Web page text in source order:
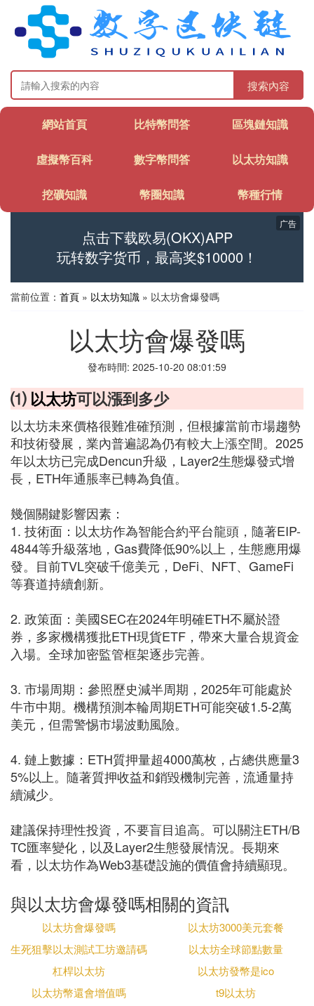
搜索內容
網站首頁 比特幣問答 區塊鏈知識
虛擬幣百科 數字幣問答 以太坊知識
挖礦知識 幣圈知識 幣種行情
点击下载欧易(OKX)APP
玩转数字货币，最高奖$10000！
广告
當前位置： 首頁 » 以太坊知識 » 以太坊會爆發嗎
以太坊會爆發嗎
發布時間: 2025-10-20 08:01:59
⑴以太坊可以漲到多少
以太坊未來價格很難准確預測，但根據當前市場趨勢
和技術發展，業內普遍認為仍有較大上漲空間。2025
年以太坊已完成Dencun升級，Layer2生態爆發式增
長，ETH年通脹率已轉為負值。
幾個關鍵影響因素：
1. 技術面：以太坊作為智能合約平台龍頭，隨著EIP-
4844等升級落地，Gas費降低90%以上，生態應用爆
發。目前TVL突破千億美元，DeFi、NFT、GameFi
等賽道持續創新。
2. 政策面：美國SEC在2024年明確ETH不屬於證
券，多家機構獲批ETH現貨ETF，帶來大量合規資金
入場。全球加密監管框架逐步完善。
3. 市場周期：參照歷史減半周期，2025年可能處於
牛市中期。機構預測本輪周期ETH可能突破1.5-2萬
美元，但需警惕市場波動風險。
4. 鏈上數據：ETH質押量超4000萬枚，占總供應量3
5%以上。隨著質押收益和銷毀機制完善，流通量持
續減少。
建議保持理性投資，不要盲目追高。可以關注ETH/B
TC匯率變化，以及Layer2生態發展情況。長期來
看，以太坊作為Web3基礎設施的價值會持續顯現。
與以太坊會爆發嗎相關的資訊
以太坊會爆發嗎
以太坊3000美元套餐
生死狙擊以太測試工坊邀請碼
以太坊全球節點數量
杠桿以太坊
以太坊發幣是ico
以太坊幣還會增值嗎
t9以太坊